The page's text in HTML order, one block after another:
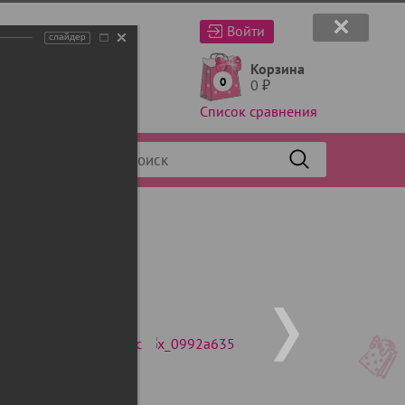
Войти
0
Корзина
0 ₽
Список сравнения
слайдер